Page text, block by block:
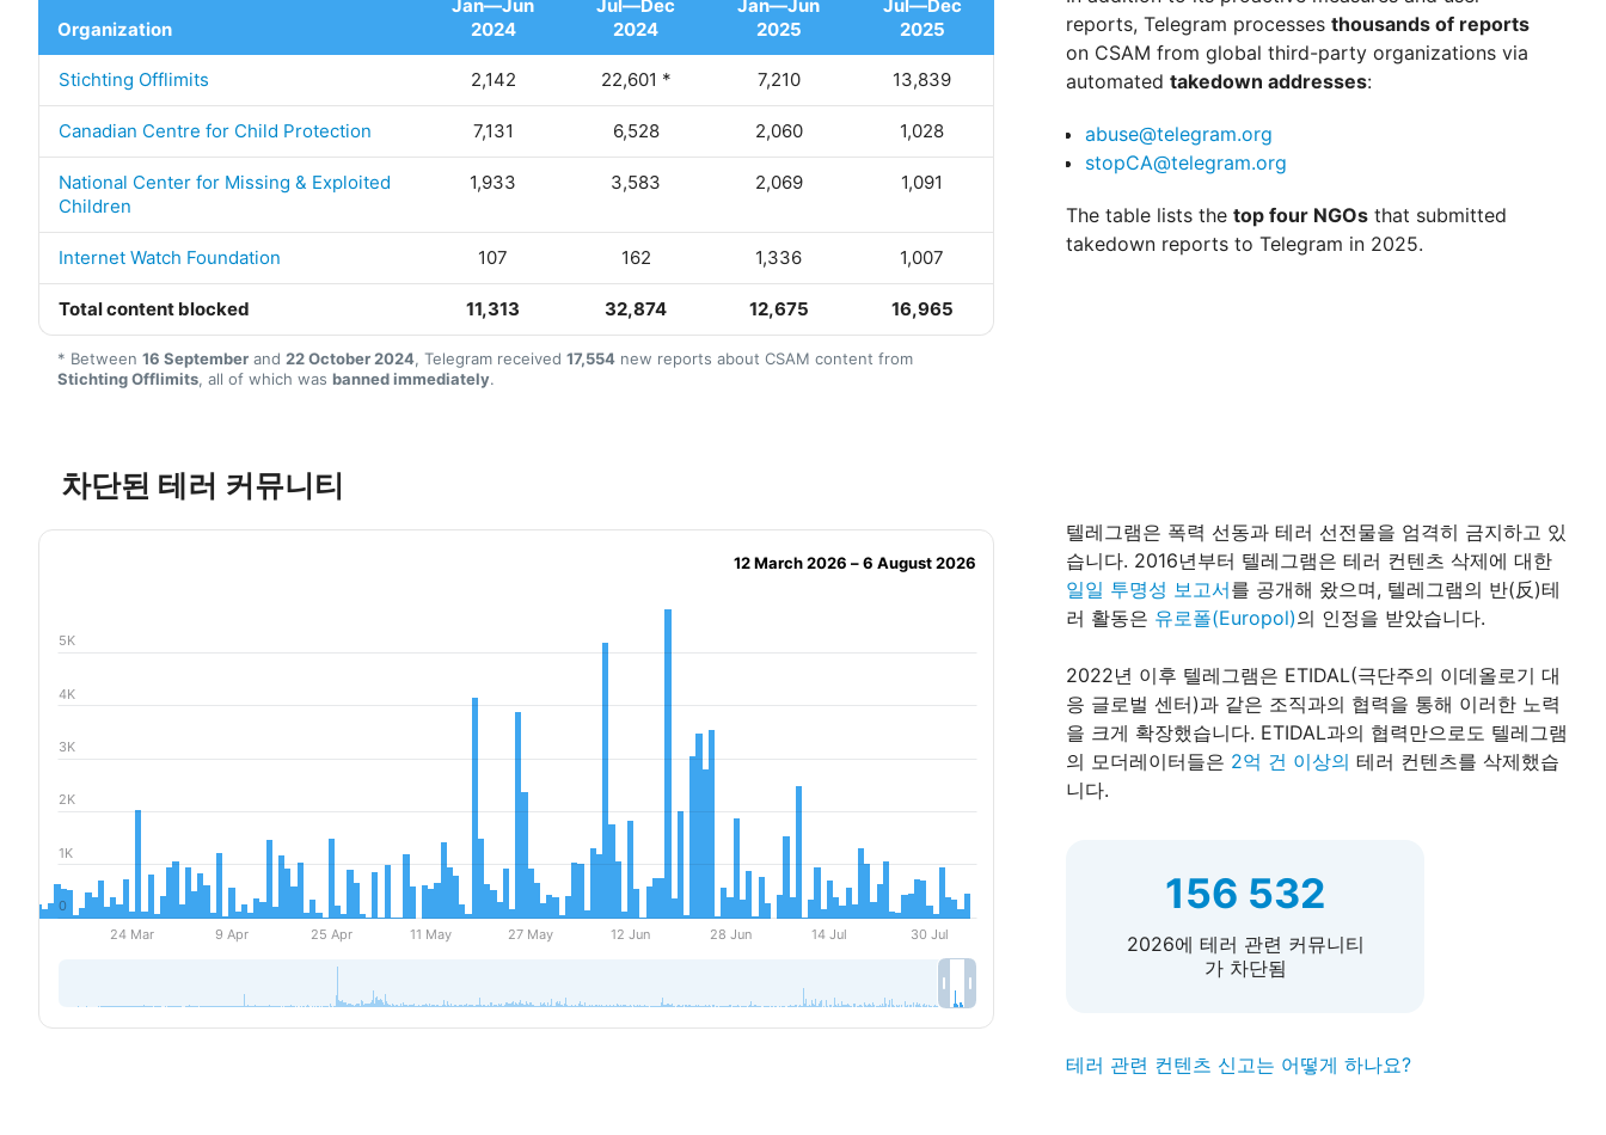
Organization
Jan—Jun
2024
Jul—Dec
2024
Jan—Jun
2025
Jul—Dec
2025
Stichting Offlimits 2,142 22,601 * 7,210 13,839
Canadian Centre for Child Protection 7,131 6,528 2,060 1,028
National Center for Missing & Exploited
Children
1,933 3,583 2,069 1,091
Internet Watch Foundation 107 162 1,336 1,007
Total content blocked 11,313 32,874 12,675 16,965
* Between 16 September and 22 October 2024, Telegram received 17,554 new reports about CSAM content from
Stichting Offlimits, all of which was banned immediately.
reports, Telegram processes thousands of reports
on CSAM from global third-party organizations via
automated takedown addresses:
abuse@telegram.org
stopCA@telegram.org
The table lists the top four NGOs that submitted
takedown reports to Telegram in 2025.
차단된 테러 커뮤니티
텔레그램은 폭력 선동과 테러 선전물을 엄격히 금지하고 있
습니다. 2016년부터 텔레그램은 테러 컨텐츠 삭제에 대한
일일 투명성 보고서를 공개해 왔으며, 텔레그램의 반(反)테
러 활동은 유로폴(Europol)의 인정을 받았습니다.
2022년 이후 텔레그램은 ETIDAL(극단주의 이데올로기 대
응 글로벌 센터)과 같은 조직과의 협력을 통해 이러한 노력
을 크게 확장했습니다. ETIDAL과의 협력만으로도 텔레그램
의 모더레이터들은 2억 건 이상의 테러 컨텐츠를 삭제했습
니다.
156 532
2026에 테러 관련 커뮤니티
가 차단됨
테러 관련 컨텐츠 신고는 어떻게 하나요?